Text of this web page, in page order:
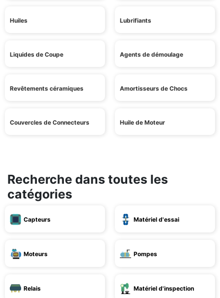
Huiles Lubrifiants
Liquides de Coupe Agents de démoulage
Revêtements céramiques Amortisseurs de Chocs
Couvercles de Connecteurs Huile de Moteur
Recherche dans toutes les
catégories
Capteurs Matériel d'essai
Moteurs Pompes
Relais Matériel d'inspection